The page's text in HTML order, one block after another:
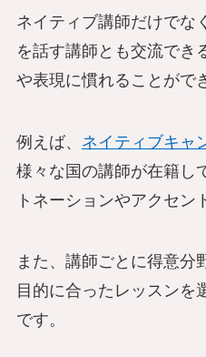
ネイティブ講師だけでな
を話す講師とも交流でき
や表現に慣れることがで
例えば、 ネイティブキャ
様々な国の講師が在籍し
トネーションやアクセン
また、講師ごとに得意分
目的に合ったレッスンを
です。